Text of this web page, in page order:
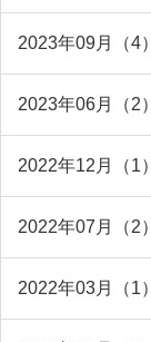
2023年09月（4）
2023年06月（2）
2022年12月（1）
2022年07月（2）
2022年03月（1）